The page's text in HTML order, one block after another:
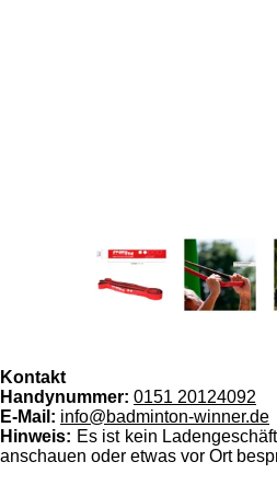
Kontakt
Handynummer: 0151 20124092
E-Mail: info@badminton-winner.de
Hinweis: Es ist kein
anschauen oder etwas vor Ort